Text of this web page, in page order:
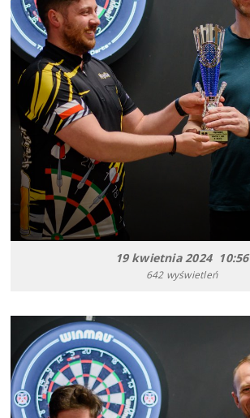
19 kwietnia 2024 10:56
642 wyświetleń